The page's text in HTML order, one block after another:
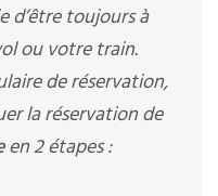
d’être toujours à
ou votre train.
de réservation,
la réservation de
en 2 étapes :